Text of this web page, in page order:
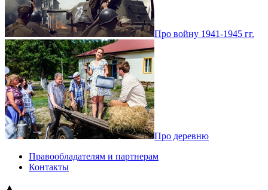
Про войну 1941-1945 гг.
Про деревню
Правообладателям и партнерам
Контакты
▲